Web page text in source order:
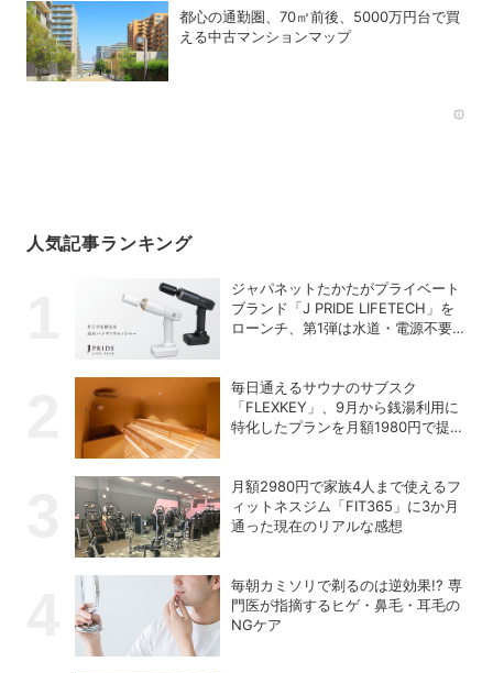
都心の通勤圏、70㎡前後、5000万円台で買
える中古マンションマップ
人気記事ランキング
ジャパネットたかたがプライベート
ブランド「J PRIDE LIFETECH」を
ローンチ、第1弾は水道・電源不要
毎日通えるサウナのサブスク
「FLEXKEY」、9月から銭湯利用に
特化したプランを月額1980円で提供
月額2980円で家族4人まで使えるフ
ィットネスジム「FIT365」に3か月
通った現在のリアルな感想
毎朝カミソリで剃るのは逆効果!? 専
門医が指摘するヒゲ・鼻毛・耳毛の
NGケア